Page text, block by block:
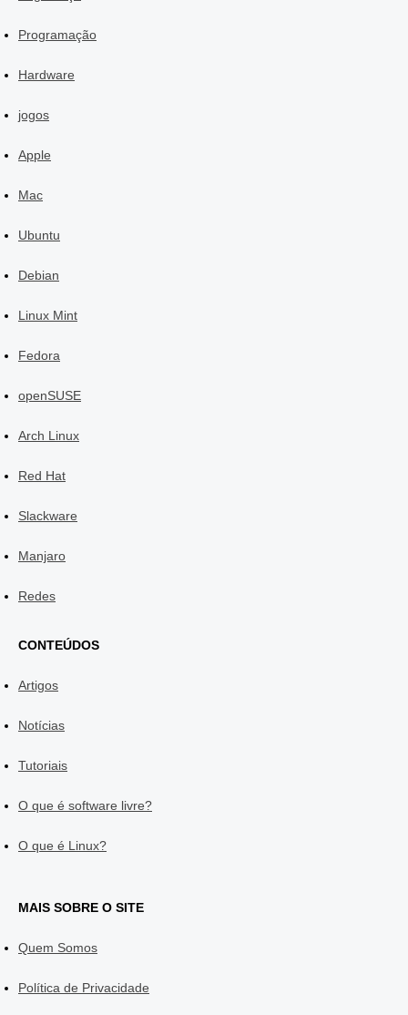
Programação
Hardware
jogos
Apple
Mac
Ubuntu
Debian
Linux Mint
Fedora
openSUSE
Arch Linux
Red Hat
Slackware
Manjaro
Redes
CONTEÚDOS
Artigos
Notícias
Tutoriais
O que é software livre?
O que é Linux?
MAIS SOBRE O SITE
Quem Somos
Política de Privacidade